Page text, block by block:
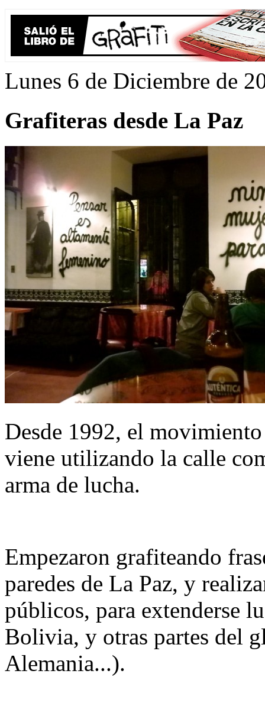
Lunes 6 de Diciembre de
Grafiteras desde La Paz
Desde 1992, el
viene utilizando la calle
arma de lucha.
Empezaron grafiteando
paredes de La Paz, y
públicos, para extenderse
Bolivia, y otras partes del
Alemania...).